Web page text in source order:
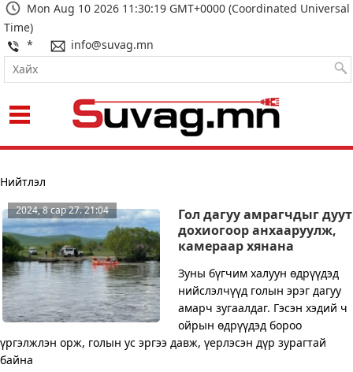
Mon Aug 10 2026 11:30:20 GMT+0000 (Coordinated Universal
Time)
*
info@suvag.mn
Нийтлэл
Гол дагуу амрагчдыг дуут
дохиогоор анхааруулж,
камераар хянана
2024, 8 сар 27. 21:04
Зуны бүгчим халуун өдрүүдэд
нийслэлчүүд голын эрэг дагуу
амарч зугаалдаг. Гэсэн хэдий ч
ойрын өдрүүдэд бороо
үргэлжлэн орж, голын ус эргээ давж, үерлэсэн дүр зурагтай
байна